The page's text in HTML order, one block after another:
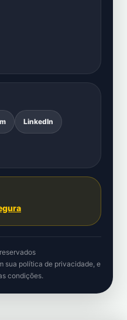
LinkedIn
sua política de privacidade, e
condições.